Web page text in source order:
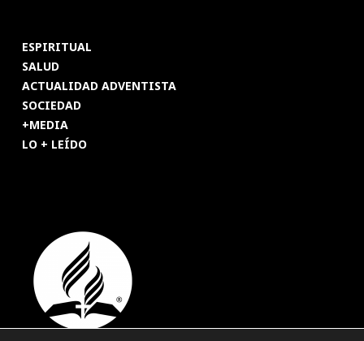
ESPIRITUAL
SALUD
ACTUALIDAD ADVENTISTA
SOCIEDAD
+MEDIA
LO + LEÍDO